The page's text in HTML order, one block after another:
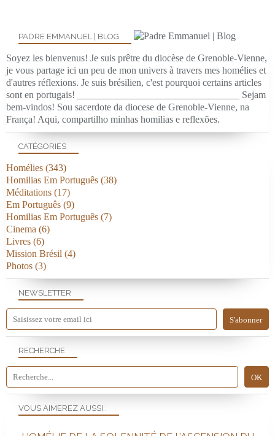
NEWSLETTER
RECHERCHE
PADRE EMMANUEL | BLOG
Soyez les bienvenus! Je suis prêtre du diocèse de Grenoble-Vienne,
je vous partage ici un peu de mon univers à travers mes homélies et
d'autres réflexions. Je suis brésilien, c'est pourquoi certains articles
sont en portugais! _________________________________ Sejam
bem-vindos! Sou sacerdote da diocese de Grenoble-Vienne, na
França! Aqui, compartilho minhas homilias e reflexões.
VOUS AIMEREZ AUSSI :
CATÉGORIES
Homélies (343)
Homilias Em Português (38)
Méditations (17)
Em Português (9)
Homilias Em Português (7)
Cinema (6)
Livres (6)
Mission Brésil (4)
Photos (3)